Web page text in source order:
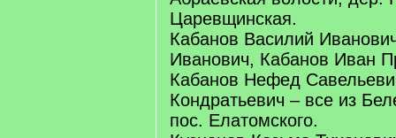
Царевщинская.
Кабанов Василий
Иванович, Кабанов Иван
Кабанов Нефед
Кондратьевич – все из
пос. Елатомского.